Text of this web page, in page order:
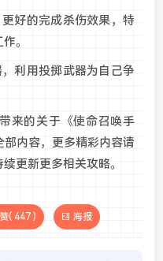
好的完成杀伤效果，特
。
利用投掷武器为自己争
来的关于《使命召唤手
内容，更多精彩内容请
更新更多相关攻略。
赞( 447 ) 海报